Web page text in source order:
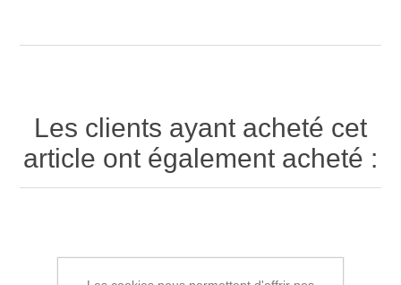
Les clients ayant acheté cet
article ont également acheté :